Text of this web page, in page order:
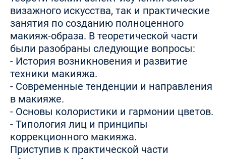
визажного искусства, так и практические
занятия по созданию полноценного
макияж-образа. В теоретической части
были разобраны следующие вопросы:
- История возникновения и развитие
техники макияжа.
- Современные тенденции и направления
в макияже.
- Основы колористики и гармонии цветов.
- Типология лиц и принципы
коррекционного макияжа.
Приступив к практической части